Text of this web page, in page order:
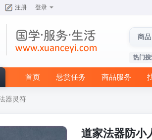
注册 登录
商品
热门
首页 悬赏任务 商品服务
器灵符
道家法器防小